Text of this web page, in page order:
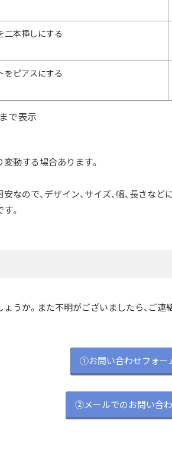
本挿しにする
ピアスにする
で表示
動する場合あります。
なので、デザイン、サイズ、幅、長さな
。
うか。また不明がございましたら、ご連
①お問い合わせフォー
②メールでのお問い合